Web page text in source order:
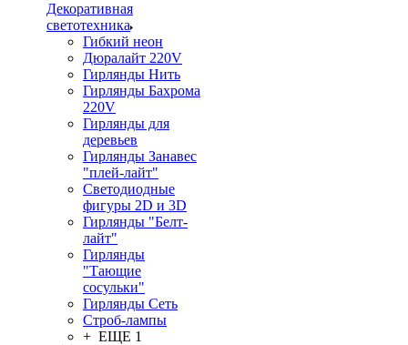
Декоративная
светотехника
Гибкий неон
Дюралайт 220V
Гирлянды Нить
Гирлянды Бахрома
220V
Гирлянды для
деревьев
Гирлянды Занавес
"плей-лайт"
Светодиодные
фигуры 2D и 3D
Гирлянды "Белт-
лайт"
Гирлянды
"Тающие
сосульки"
Гирлянды Сеть
Строб-лампы
+ ЕЩЕ 1